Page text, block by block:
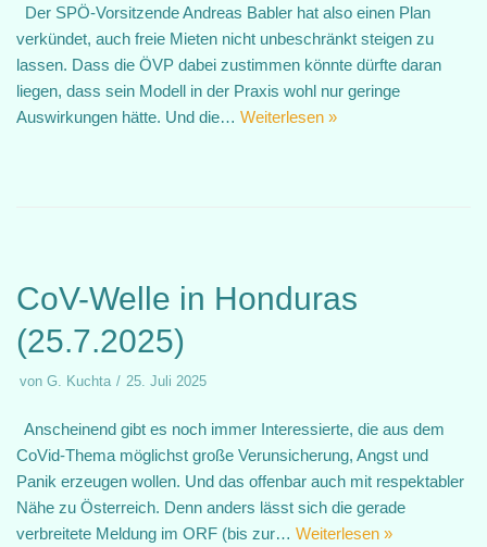
Der SPÖ-Vorsitzende Andreas Babler hat also einen Plan
verkündet, auch freie Mieten nicht unbeschränkt steigen zu
lassen. Dass die ÖVP dabei zustimmen könnte dürfte daran
liegen, dass sein Modell in der Praxis wohl nur geringe
Auswirkungen hätte. Und die… Weiterlesen »
CoV-Welle in Honduras
(25.7.2025)
von G. Kuchta 25. Juli 2025
Anscheinend gibt es noch immer Interessierte, die aus dem
CoVid-Thema möglichst große Verunsicherung, Angst und
Panik erzeugen wollen. Und das offenbar auch mit respektabler
Nähe zu Österreich. Denn anders lässt sich die gerade
verbreitete Meldung im ORF (bis zur… Weiterlesen »